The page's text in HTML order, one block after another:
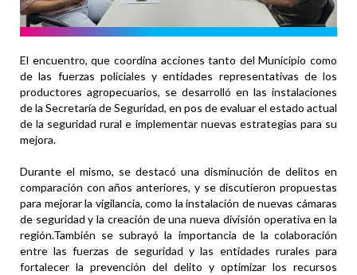
El encuentro, que coordina acciones tanto del Municipio como
de las fuerzas policiales y entidades representativas de los
productores agropecuarios, se desarrolló en las instalaciones
de la Secretaría de Seguridad, en pos de evaluar el estado actual
de la seguridad rural e implementar nuevas estrategias para su
mejora.
Durante el mismo, se destacó una disminución de delitos en
comparación con años anteriores, y se discutieron propuestas
para mejorar la vigilancia, como la instalación de nuevas cámaras
de seguridad y la creación de una nueva división operativa en la
región.También se subrayó la importancia de la colaboración
entre las fuerzas de seguridad y las entidades rurales para
fortalecer la prevención del delito y optimizar los recursos